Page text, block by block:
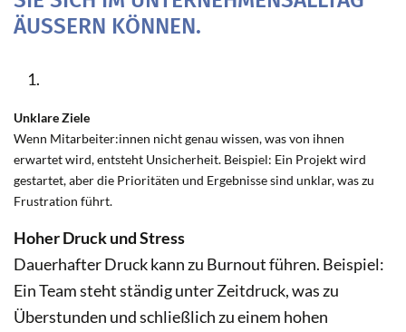
ÄUSSERN KÖNNEN.
Unklare Ziele
Wenn Mitarbeiter:innen nicht genau wissen, was von ihnen
erwartet wird, entsteht Unsicherheit. Beispiel: Ein Projekt wird
gestartet, aber die Prioritäten und Ergebnisse sind unklar, was zu
Frustration führt.
Hoher Druck und Stress
Dauerhafter Druck kann zu Burnout führen. Beispiel:
Ein Team steht ständig unter Zeitdruck, was zu
Überstunden und schließlich zu einem hohen